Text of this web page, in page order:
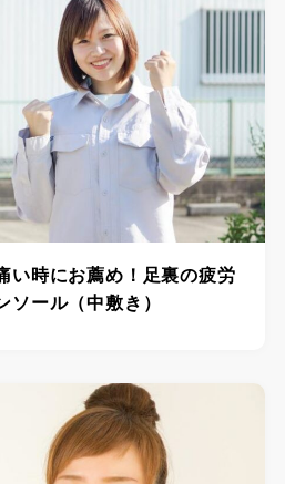
い時にお薦め！足裏の疲労
ール（中敷き）